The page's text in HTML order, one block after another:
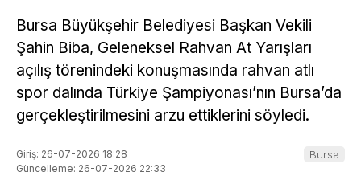
Bursa Büyükşehir Belediyesi Başkan Vekili
Şahin Biba, Geleneksel Rahvan At Yarışları
açılış törenindeki konuşmasında rahvan atlı
spor dalında Türkiye Şampiyonası’nın Bursa’da
gerçekleştirilmesini arzu ettiklerini söyledi.
Giriş: 26-07-2026 18:28
Güncelleme: 26-07-2026 22:33
Bursa